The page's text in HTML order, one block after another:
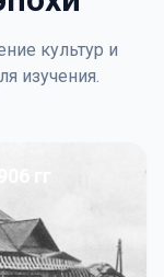
культур и
изучения.
гг